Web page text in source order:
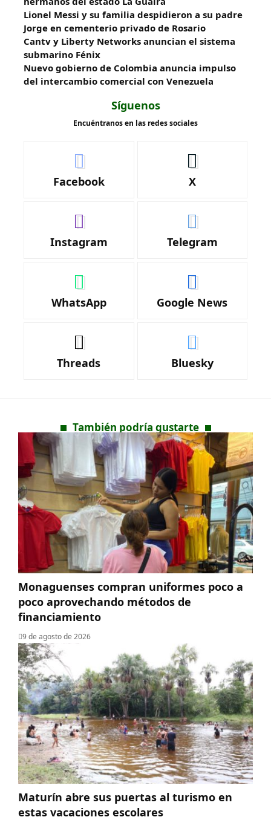
Lionel Messi y su familia despidieron a su padre
Jorge en cementerio privado de Rosario
Cantv y Liberty Networks anuncian el sistema
submarino Fénix
Nuevo gobierno de Colombia anuncia impulso
del intercambio comercial con Venezuela
Síguenos
Encuéntranos en las redes sociales
Facebook X
Instagram Telegram
WhatsApp Google News
Threads Bluesky
También podría gustarte
Monaguenses compran uniformes poco a
poco aprovechando métodos de
financiamiento
9 de agosto de 2026
Maturín abre sus puertas al turismo en
estas vacaciones escolares